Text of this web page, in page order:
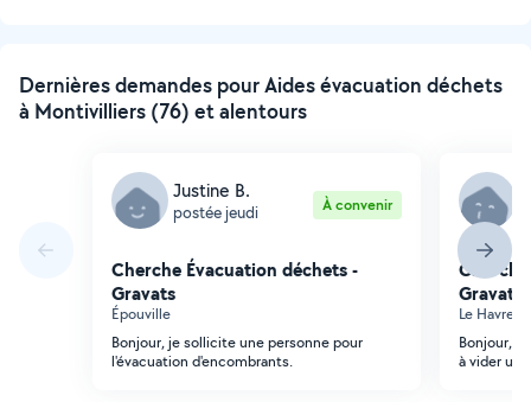
Dernières demandes pour Aides évacuation déchets
à Montivilliers (76) et alentours
Justine B.
postée jeudi À convenir
Cherche Évacuation déchets -
Gravats
Épouville
Bonjour, je sollicite une personne pour
l'évacuation d'encombrants.
Gravats
Le Havre
Bonjour,
à vider